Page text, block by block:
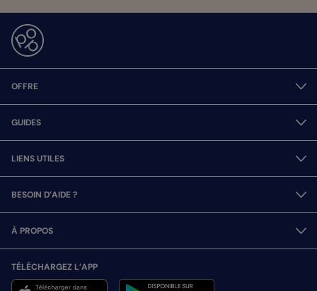
OFFRE
GUIDES
LIENS UTILES
BESOIN D’AIDE ?
À PROPOS
TÉLÉCHARGEZ L’APP